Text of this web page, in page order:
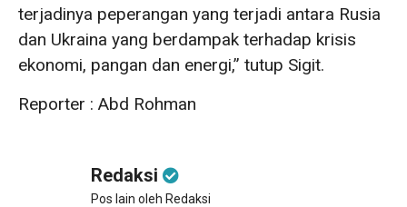
terjadinya peperangan yang terjadi antara Rusia
dan Ukraina yang berdampak terhadap krisis
ekonomi, pangan dan energi,” tutup Sigit.
Reporter : Abd Rohman
Redaksi
Pos lain oleh Redaksi